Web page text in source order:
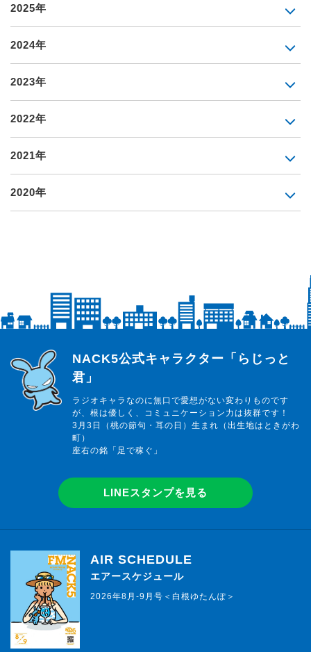
2025年
2024年
2023年
2022年
2021年
2020年
らじっと君
NACK5公式キャラクター「らじっと
君」
ラジオキャラなのに無口で愛想がない変わりものです
が、根は優しく、コミュニケーション力は抜群です！
3月3日（桃の節句・耳の日）生まれ（出生地はときがわ
町）
座右の銘「足で稼ぐ」
LINEスタンプを見る
AIR SCHEDULE
エアースケジュール
2026年8月-9月号＜白根ゆたんぽ＞